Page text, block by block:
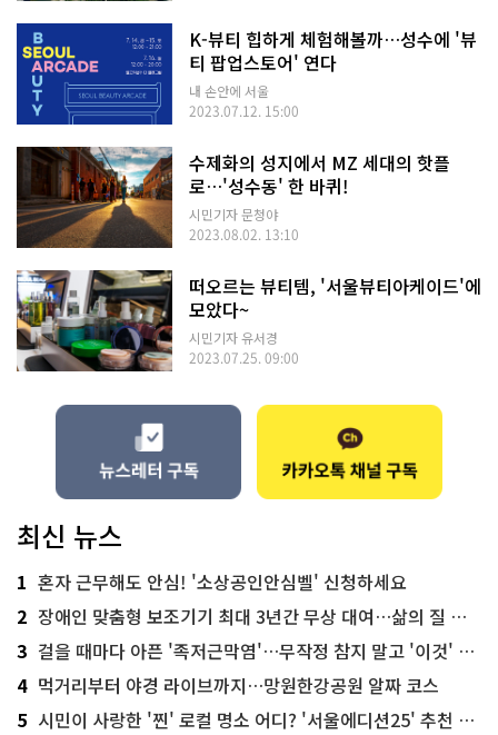
K-뷰티 힙하게 체험해볼까…성수에 '뷰
티 팝업스토어' 연다
내 손안에 서울
2023.07.12. 15:00
수제화의 성지에서 MZ 세대의 핫플
로…'성수동' 한 바퀴!
시민기자 문청야
2023.08.02. 13:10
떠오르는 뷰티템, '서울뷰티아케이드'에
모았다~
시민기자 유서경
2023.07.25. 09:00
최신 뉴스
1 혼자 근무해도 안심! '소상공인안심벨' 신청하세요
2 장애인 맞춤형 보조기기 최대 3년간 무상 대여…삶의 질 높인다
3 걸을 때마다 아픈 '족저근막염'…무작정 참지 말고 '이것' 해보세요!
4 먹거리부터 야경 라이브까지…망원한강공원 알짜 코스
5 시민이 사랑한 '찐' 로컬 명소 어디? '서울에디션25' 추천 코스